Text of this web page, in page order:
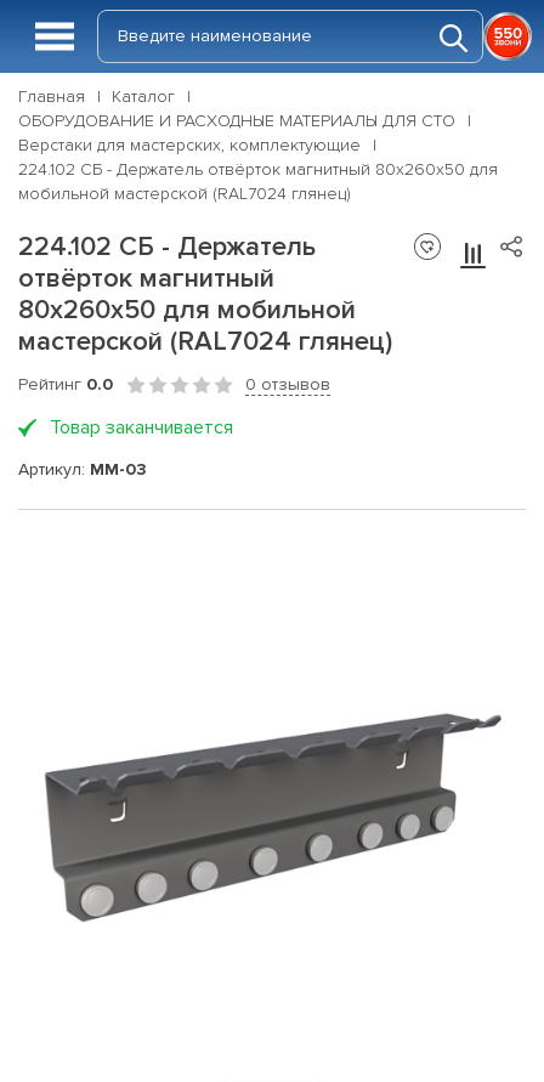
Главная
Каталог
ОБОРУДОВАНИЕ И РАСХОДНЫЕ МАТЕРИАЛЫ ДЛЯ СТО
Верстаки для мастерских, комплектующие
224.102 СБ - Держатель отвёрток магнитный 80х260х50 для
мобильной мастерской (RAL7024 глянец)
224.102 СБ - Держатель
отвёрток магнитный
80х260х50 для мобильной
мастерской (RAL7024 глянец)
Рейтинг 0.0 0 отзывов
Товар заканчивается
Артикул: ММ-03